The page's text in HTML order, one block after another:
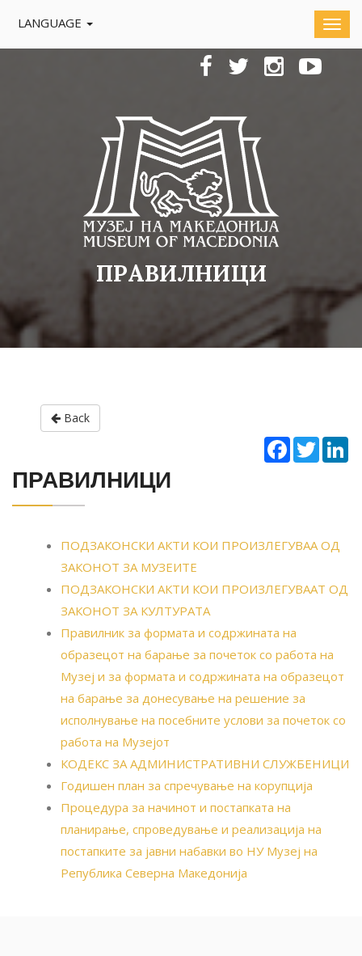
Back
LANGUAGE
ПРАВИЛНИЦИ
Facebook
Twitter
ПРАВИЛНИЦИ
ПОДЗАКОНСКИ АКТИ КОИ ПРОИЗЛЕГУВАА ОД
ЗАКОНОТ ЗА МУЗЕИТЕ
ПОДЗАКОНСКИ АКТИ КОИ ПРОИЗЛЕГУВААТ ОД
ЗАКОНОТ ЗА КУЛТУРАТА
Правилник за формата и содржината на
образецот на барање за почеток со работа на
Музеј и за формата и содржината на образецот
на барање за донесување на решение за
исполнување на посебните услови за почеток со
работа на Музејот
КОДЕКС ЗА АДМИНИСТРАТИВНИ СЛУЖБЕНИЦИ
Годишен план за спречување на корупција
Процедура за начинот и постапката на
планирање, спроведување и реализација на
постапките за јавни набавки во НУ Музеј на
Република Северна Македонија